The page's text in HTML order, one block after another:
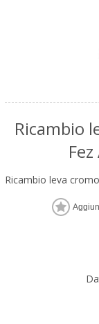
Ricambio
Ricambio leva